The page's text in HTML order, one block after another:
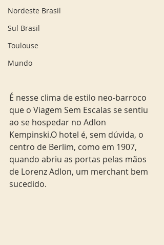
Nordeste Brasil
Sul Brasil
Toulouse
Mundo
É nesse clima de estilo neo-barroco
que o Viagem Sem Escalas se sentiu
ao se hospedar no Adlon
Kempinski.O hotel é, sem dúvida, o
centro de Berlim, como em 1907,
quando abriu as portas pelas mãos
de Lorenz Adlon, um merchant bem
sucedido.